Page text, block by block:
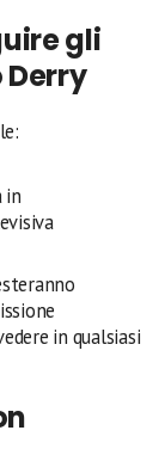
gli
Derry
in
in qualsiasi